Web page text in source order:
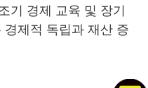
기 경제 교육 및 장기
제적 독립과 재산 증